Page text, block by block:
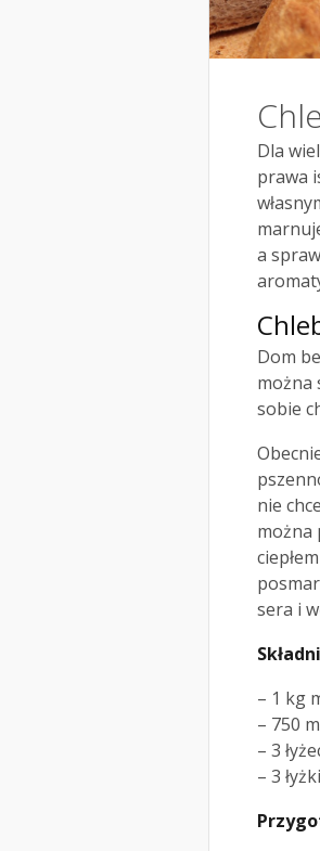
Dla
prawa
a
Dom
można
sobie
nie
można
sera i
– 1 kg
– 750
– 3
– 3